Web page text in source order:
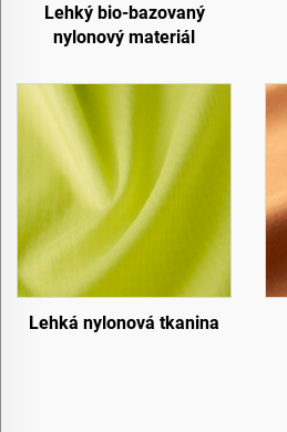
Lehký bio-bazovaný
nylonový materiál
Lehká nylonová tkanina